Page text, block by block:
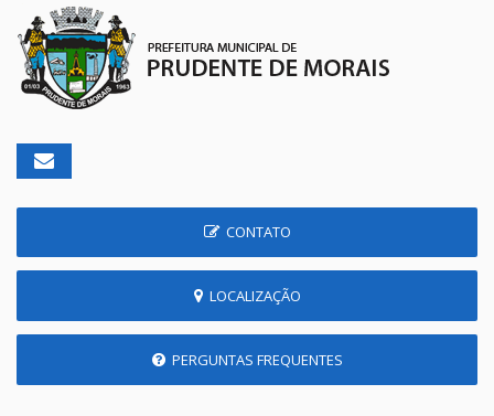
CONTATO
LOCALIZAÇÃO
PERGUNTAS FREQUENTES